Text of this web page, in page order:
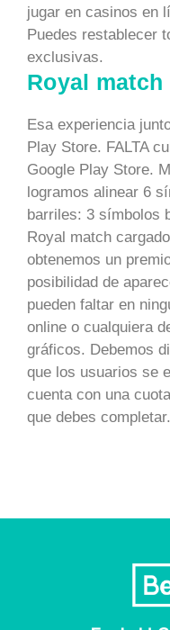
jugar en casinos en
Puedes restablecer
exclusivas.
Royal
Esa experiencia
Play Store. FALTA
Google Play Store.
logramos alinear 6
barriles: 3 símbolos
Royal match
obtenemos un
posibilidad de
pueden faltar en
online o cualquiera
gráficos. Debemos
que los usuarios se
cuenta con una
que debes completar.